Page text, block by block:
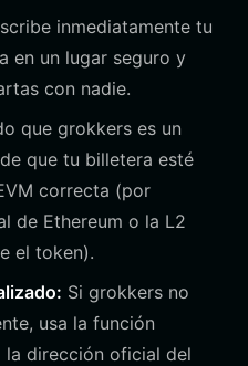
inmediatamente tu
en un lugar seguro y
con nadie.
que grokkers es un
que tu billetera esté
correcta (por
de Ethereum o la L2
el token).
Si grokkers no
usa la función
dirección oficial del